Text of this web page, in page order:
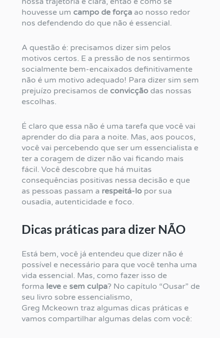
houvesse um campo de força ao nosso redor
nos defendendo do que não é essencial.
A questão é: precisamos dizer sim pelos
motivos certos. E a pressão de nos sentirmos
socialmente bem-encaixados definitivamente
não é um motivo adequado! Para dizer sim sem
prejuízo precisamos de convicção das nossas
escolhas.
É claro que essa não é uma tarefa que você vai
aprender do dia para a noite. Mas, aos poucos,
você vai percebendo que ser um essencialista e
ter a coragem de dizer não vai ficando mais
fácil. Você descobre que há muitas
consequências positivas nessa decisão e que
as pessoas passam a respeitá-lo por sua
ousadia, autenticidade e foco.
Dicas práticas para dizer NÃO
Está bem, você já entendeu que dizer não é
possível e necessário para que você tenha uma
vida essencial. Mas, como fazer isso de
forma leve esem culpa? No capítulo “Ousar” de
seu livro sobre essencialismo,
Greg Mckeown traz algumas dicas práticas e
vamos compartilhar algumas delas com você: